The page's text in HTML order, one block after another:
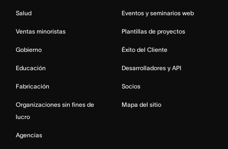
Salud
Ventas minoristas
Gobierno
Educación
Fabricación
Organizaciones sin fines de
lucro
Agencias
Eventos y seminarios web
Plantillas de proyectos
Éxito del Cliente
Desarrolladores y API
Socios
Mapa del sitio